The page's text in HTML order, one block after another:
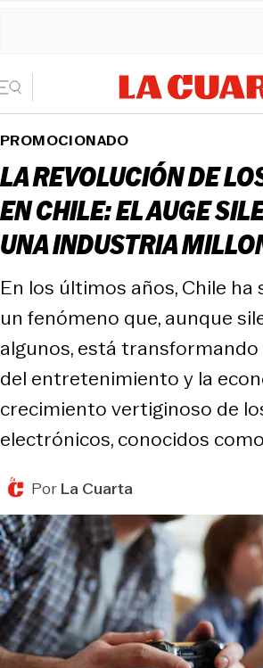
PROMOCIONADO
​LA REVOLUCIÓN DE
EN CHILE: EL AUGE
UNA INDUSTRIA
En los últimos años, Chile
un fenómeno que, aunque
algunos, está
del entretenimiento y la
crecimiento vertiginoso de
electrónicos, conocidos
PorLa Cuarta